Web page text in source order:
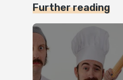
Further reading